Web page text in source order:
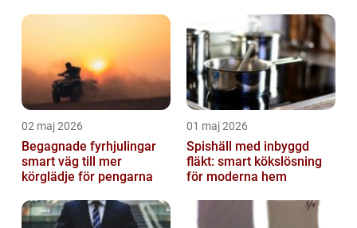
02 maj 2026
Begagnade fyrhjulingar
smart väg till mer
körglädje för pengarna
01 maj 2026
Spishäll med inbyggd
fläkt: smart kökslösning
för moderna hem